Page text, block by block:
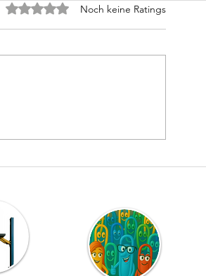
Mit 0 von 5 Sternen bewertet.
Noch keine Ratings